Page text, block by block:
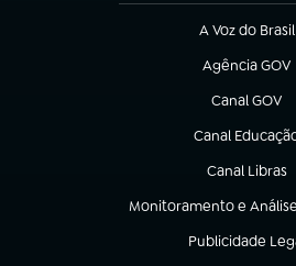
A Voz do Brasil
(abre em nova
Agência GOV
(abre em nova
Canal GOV
(abre em
Canal
(abre em nova
Canal Libras
(abre em
Monitoramento e
(abre em nova aba)
Publicidade
(abre em nova